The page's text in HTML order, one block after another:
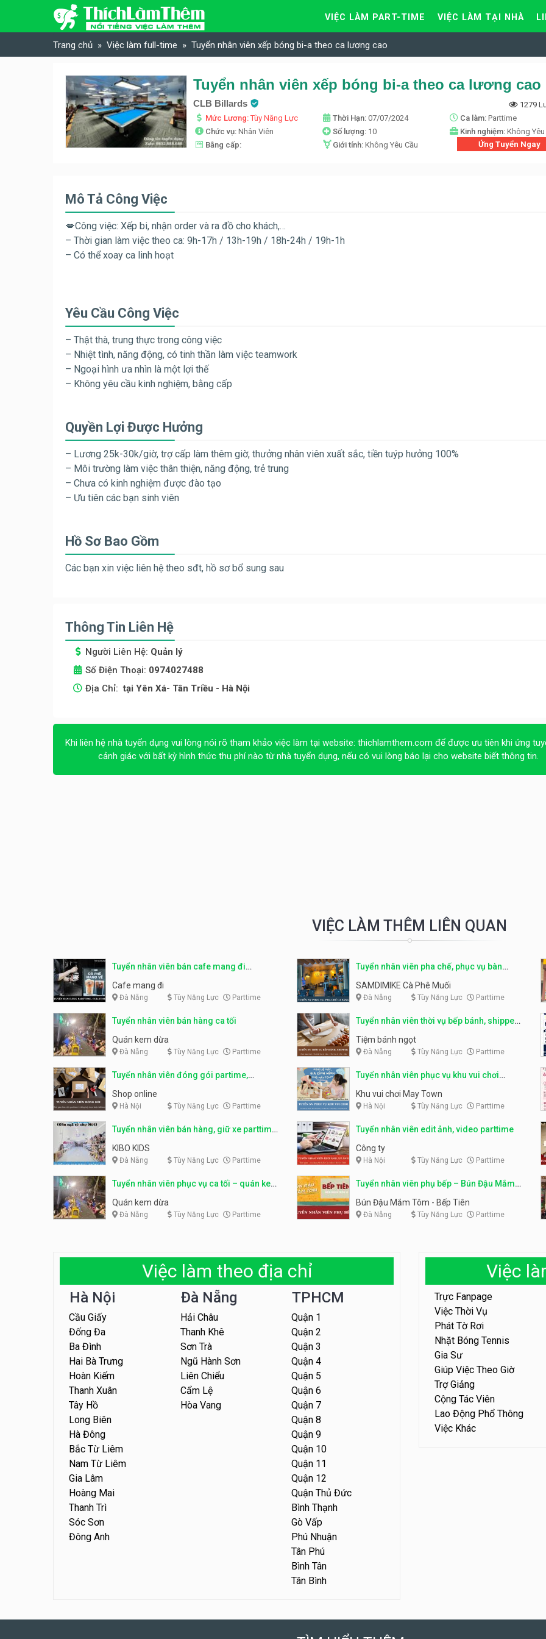
Skip to content
VIỆC LÀM PART-TIME VIỆC LÀM TẠI NHÀ
Trang chủ Việc làm full-time Tuyển nhân viên xếp bóng bi-a theo ca lương cao
Tuyển nhân viên xếp bóng bi-a theo ca lương cao
CLB Billards
1279
Mức Lương:Tùy Năng Lực Thời Hạn:07/07/2024 Ca làm:Parttime
Chức vụ: Nhân Viên Số lượng: 10 Kinh nghiệm:Không Yêu
Bằng cấp:
Giới tính:Không Yêu Cầu Ứng Tuyển Ngay
Mô Tả Công Việc
💋Công việc: Xếp bi, nhận order và ra đồ cho khách,…
– Thời gian làm việc theo ca: 9h-17h / 13h-19h / 18h-24h / 19h-1h
– Có thể xoay ca linh hoạt
Yêu Cầu Công Việc
– Thật thà, trung thực trong công việc
– Nhiệt tình, năng động, có tinh thần làm việc teamwork
– Ngoại hình ưa nhìn là một lợi thế
– Không yêu cầu kinh nghiệm, bằng cấp
Quyền Lợi Được Hưởng
– Lương 25k-30k/giờ, trợ cấp làm thêm giờ, thưởng nhân viên xuất sắc, tiền tuýp hưởng 100%
– Môi trường làm việc thân thiện, năng động, trẻ trung
– Chưa có kinh nghiệm được đào tạo
– Ưu tiên các bạn sinh viên
Hồ Sơ Bao Gồm
Các bạn xin việc liên hệ theo sđt, hồ sơ bổ sung sau
Thông Tin Liên Hệ
Người Liên Hệ: Quản lý
Số Điện Thoại: 0974027488
Địa Chỉ: tại Yên Xá- Tân Triều - Hà Nội
Khi liên hệ nhà tuyển dụng vui lòng nói rõ tham khảo việc làm tại website: thichlamthem.com để được ưu tiên khi ứng
cảnh giác với bất kỳ hình thức thu phí nào từ nhà tuyển dụng, nếu có vui lòng báo lại cho website biết thông tin.
VIỆC LÀM THÊM LIÊN QUAN
Tuyển nhân viên bán cafe mang đi
parttime, fulltime
Cafe mang đi
Đà Nẵng Tùy Năng Lực Parttime
Tuyển nhân viên pha chế, phục vụ bàn
parttime
SAMDIMIKE Cà Phê Muối
Đà Nẵng Tùy Năng Lực Parttime
Tuyển nhân viên bán hàng ca tối
Quán kem dừa
Đà Nẵng Tùy Năng Lực Parttime
Tuyển nhân viên thời vụ bếp bánh, shipper
parttime
Tiệm bánh ngọt
Đà Nẵng Tùy Năng Lực Parttime
Tuyển nhân viên đóng gói partime,
fulltime
Shop online
Hà Nội Tùy Năng Lực Parttime
Tuyển nhân viên phục vụ khu vui chơi
parttime linh động
Khu vui chơi May Town
Hà Nội Tùy Năng Lực Parttime
Tuyển nhân viên bán hàng, giữ xe parttime
– Kibo Kid
KIBO KIDS
Đà Nẵng Tùy Năng Lực Parttime
Tuyển nhân viên edit ảnh, video parttime
Công ty
Hà Nội Tùy Năng Lực Parttime
Tuyển nhân viên phục vụ ca tối – quán kem
dừa
Quán kem dừa
Đà Nẵng Tùy Năng Lực Parttime
Tuyển nhân viên phụ bếp – Bún Đậu Mắm
Tôm – Bếp Tiên
Bún Đậu Mắm Tôm - Bếp Tiên
Đà Nẵng Tùy Năng Lực Parttime
Việc làm theo địa chỉ
Hà Nội
Cầu Giấy
Đống Đa
Ba Đình
Hai Bà Trưng
Hoàn Kiếm
Thanh Xuân
Tây Hồ
Long Biên
Hà Đông
Bắc Từ Liêm
Nam Từ Liêm
Gia Lâm
Hoàng Mai
Thanh Trì
Sóc Sơn
Đông Anh
Đà Nẵng
Hải Châu
Thanh Khê
Sơn Trà
Ngũ Hành Sơn
Liên Chiểu
Cẩm Lệ
Hòa Vang
TPHCM
Quận 1
Quận 2
Quận 3
Quận 4
Quận 5
Quận 6
Quận 7
Quận 8
Quận 9
Quận 10
Quận 11
Quận 12
Quận Thủ Đức
Bình Thạnh
Gò Vấp
Phú Nhuận
Tân Phú
Bình Tân
Tân Bình
Việc
Trực Fanpage
Việc Thời Vụ
Phát Tờ Rơi
Nhặt Bóng Tennis
Gia Sư
Giúp Việc Theo Giờ
Trợ Giảng
Cộng Tác Viên
Lao Động Phổ Thông
Việc Khác